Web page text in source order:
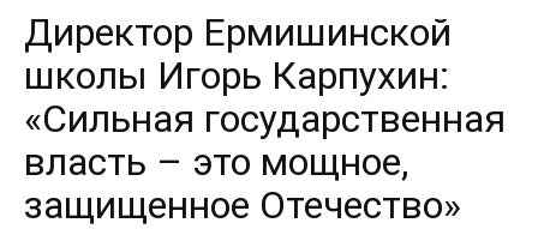
Директор Ермишинской
школы Игорь Карпухин:
«Сильная государственная
власть – это мощное,
защищенное Отечество»